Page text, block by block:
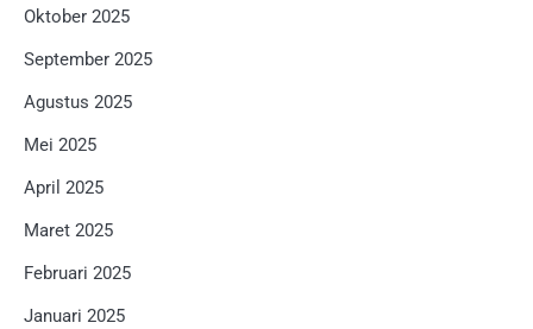
Oktober 2025
September 2025
Agustus 2025
Mei 2025
April 2025
Maret 2025
Februari 2025
Januari 2025